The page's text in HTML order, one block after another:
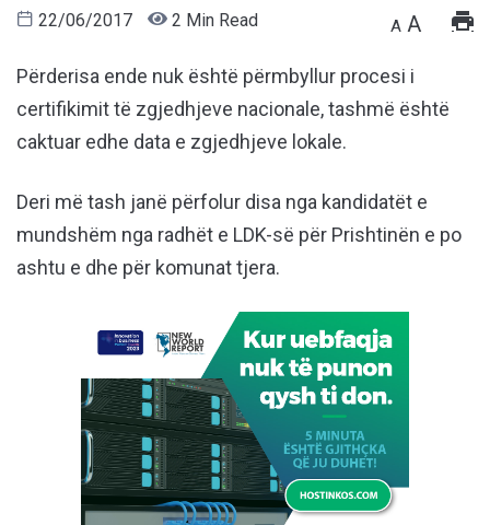
22/06/2017 2 Min Read A A
Përderisa ende nuk është përmbyllur procesi i
certifikimit të zgjedhjeve nacionale, tashmë është
caktuar edhe data e zgjedhjeve lokale.
Deri më tash janë përfolur disa nga kandidatët e
mundshëm nga radhët e LDK-së për Prishtinën e po
ashtu e dhe për komunat tjera.